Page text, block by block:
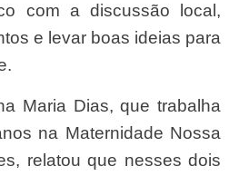
com a discussão local,
e levar boas ideias para
na Maternidade Nossa
relatou que nesses dois